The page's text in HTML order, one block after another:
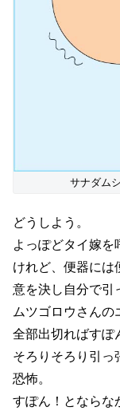
サナダム
どうしよう。
よっぽどタイ嫁を
けれど、便器には
意を決し自分で引
ムツゴロウさんの
全部出切ればすぽ
そろりそろり引っ
恐怖。
すぽん！とならな